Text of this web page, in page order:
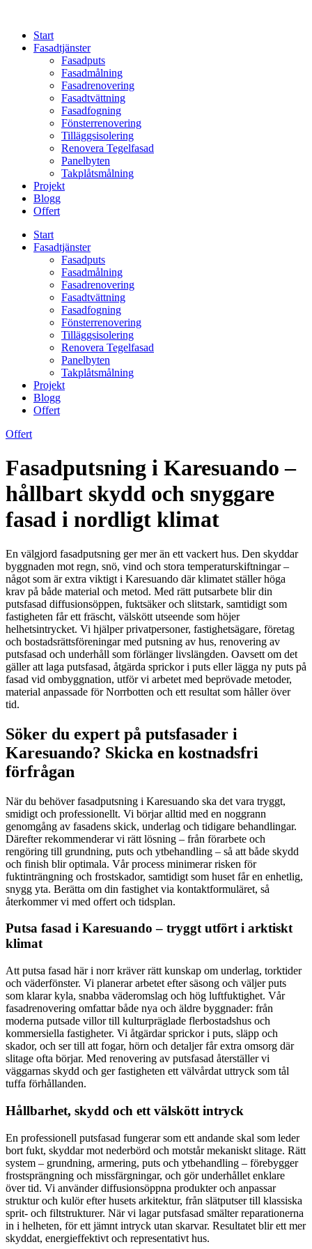
contentStart
Fasadtjänster
Fasadputs
Fasadmålning
Fasadrenovering
Fasadtvättning
Fasadfogning
Fönsterrenovering
Tilläggsisolering
Renovera Tegelfasad
Panelbyten
Takplåtsmålning
Projekt
Blogg
Offert
Start
Fasadtjänster
Fasadputs
Fasadmålning
Fasadrenovering
Fasadtvättning
Fasadfogning
Fönsterrenovering
Tilläggsisolering
Renovera Tegelfasad
Panelbyten
Takplåtsmålning
Projekt
Blogg
Offert
Offert
Fasadputsning i Karesuando –
hållbart skydd och snyggare
fasad i nordligt klimat
En välgjord fasadputsning ger mer än ett vackert hus. Den skyddar
byggnaden mot regn, snö, vind och stora temperaturskiftningar –
något som är extra viktigt i Karesuando där klimatet ställer höga
krav på både material och metod. Med rätt putsarbete blir din
putsfasad diffusionsöppen, fuktsäker och slitstark, samtidigt som
fastigheten får ett fräscht, välskött utseende som höjer
helhetsintrycket. Vi hjälper privatpersoner, fastighetsägare, företag
och bostadsrättsföreningar med putsning av hus, renovering av
putsfasad och underhåll som förlänger livslängden. Oavsett om det
gäller att laga putsfasad, åtgärda sprickor i puts eller lägga ny puts på
fasad vid ombyggnation, utför vi arbetet med beprövade metoder,
material anpassade för Norrbotten och ett resultat som håller över
tid.
Söker du expert på putsfasader i
Karesuando? Skicka en kostnadsfri
förfrågan
När du behöver fasadputsning i Karesuando ska det vara tryggt,
smidigt och professionellt. Vi börjar alltid med en noggrann
genomgång av fasadens skick, underlag och tidigare behandlingar.
Därefter rekommenderar vi rätt lösning – från förarbete och
rengöring till grundning, puts och ytbehandling – så att både skydd
och finish blir optimala. Vår process minimerar risken för
fuktinträngning och frostskador, samtidigt som huset får en enhetlig,
snygg yta. Berätta om din fastighet via kontaktformuläret, så
återkommer vi med offert och tidsplan.
Putsa fasad i Karesuando – tryggt utfört i arktiskt
klimat
Att putsa fasad här i norr kräver rätt kunskap om underlag, torktider
och väderfönster. Vi planerar arbetet efter säsong och väljer puts
som klarar kyla, snabba väderomslag och hög luftfuktighet. Vår
fasadrenovering omfattar både nya och äldre byggnader: från
moderna putsade villor till kulturpräglade flerbostadshus och
kommersiella fastigheter. Vi åtgärdar sprickor i puts, släpp och
skador, och ser till att fogar, hörn och detaljer får extra omsorg där
slitage ofta börjar. Med renovering av putsfasad återställer vi
väggarnas skydd och ger fastigheten ett välvårdat uttryck som tål
tuffa förhållanden.
Hållbarhet, skydd och ett välskött intryck
En professionell putsfasad fungerar som ett andande skal som leder
bort fukt, skyddar mot nederbörd och motstår mekaniskt slitage. Rätt
system – grundning, armering, puts och ytbehandling – förebygger
frostsprängning och missfärgningar, och gör underhållet enklare
över tid. Vi använder diffusionsöppna produkter och anpassar
struktur och kulör efter husets arkitektur, från slätputser till klassiska
sprit- och filtstrukturer. När vi lagar putsfasad smälter reparationerna
in i helheten, för ett jämnt intryck utan skarvar. Resultatet blir ett mer
skyddat, energieffektivt och representativt hus.